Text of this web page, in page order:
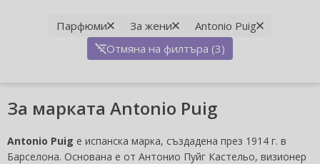
Парфюми За жени
Antonio Puig
Отмяна на филтъра (3)
За марката Antonio Puig
Antonio Puig е испанска марка, създадена през 1914 г. в
Барселона. Основана е от Антонио Пуйг Кастельо, визионер